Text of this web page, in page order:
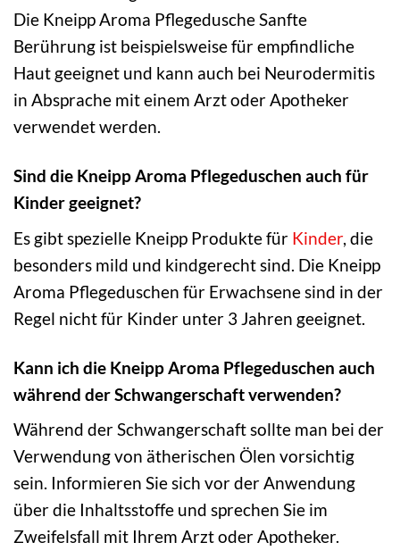
Die Kneipp Aroma Pflegedusche Sanfte
Berührung ist beispielsweise für empfindliche
Haut geeignet und kann auch bei Neurodermitis
in Absprache mit einem Arzt oder Apotheker
verwendet werden.
Sind die Kneipp Aroma Pflegeduschen auch für
Kinder geeignet?
Es gibt spezielle Kneipp Produkte für Kinder, die
besonders mild und kindgerecht sind. Die Kneipp
Aroma Pflegeduschen für Erwachsene sind in der
Regel nicht für Kinder unter 3 Jahren geeignet.
Kann ich die Kneipp Aroma Pflegeduschen auch
während der Schwangerschaft verwenden?
Während der Schwangerschaft sollte man bei der
Verwendung von ätherischen Ölen vorsichtig
sein. Informieren Sie sich vor der Anwendung
über die Inhaltsstoffe und sprechen Sie im
Zweifelsfall mit Ihrem Arzt oder Apotheker.